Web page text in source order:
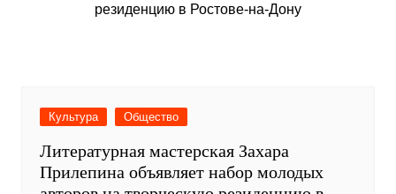
Культура Общество
Литературная мастерская Захара
Прилепина объявляет набор молодых